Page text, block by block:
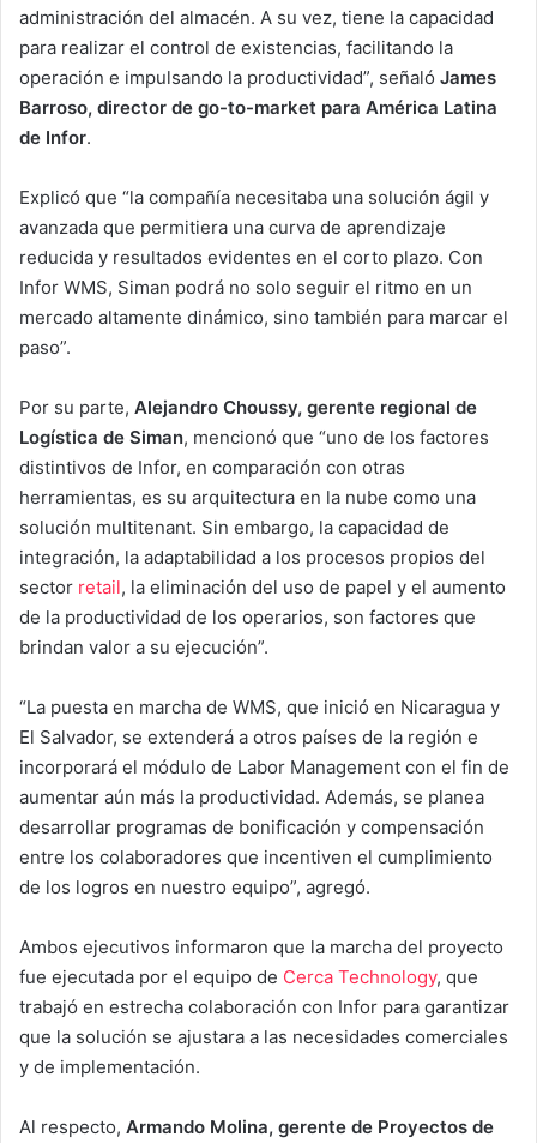
administración del almacén. A su vez, tiene la capacidad
para realizar el control de existencias, facilitando la
operación e impulsando la productividad”, señaló James
Barroso, director de go-to-market para América Latina
de Infor.
Explicó que “la compañía necesitaba una solución ágil y
avanzada que permitiera una curva de aprendizaje
reducida y resultados evidentes en el corto plazo. Con
Infor WMS, Siman podrá no solo seguir el ritmo en un
mercado altamente dinámico, sino también para marcar el
paso”.
Por su parte, Alejandro Choussy, gerente regional de
Logística de Siman, mencionó que “uno de los factores
distintivos de Infor, en comparación con otras
herramientas, es su arquitectura en la nube como una
solución multitenant. Sin embargo, la capacidad de
integración, la adaptabilidad a los procesos propios del
sector retail, la eliminación del uso de papel y el aumento
de la productividad de los operarios, son factores que
brindan valor a su ejecución”.
“La puesta en marcha de WMS, que inició en Nicaragua y
El Salvador, se extenderá a otros países de la región e
incorporará el módulo de Labor Management con el fin de
aumentar aún más la productividad. Además, se planea
desarrollar programas de bonificación y compensación
entre los colaboradores que incentiven el cumplimiento
de los logros en nuestro equipo”, agregó.
Ambos ejecutivos informaron que la marcha del proyecto
fue ejecutada por el equipo de Cerca Technology, que
trabajó en estrecha colaboración con Infor para garantizar
que la solución se ajustara a las necesidades comerciales
y de implementación.
Al respecto, Armando Molina, gerente de Proyectos de